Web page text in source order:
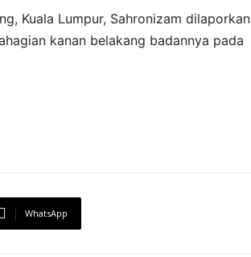
Kuala Lumpur, Sahronizam dilaporkan
kanan belakang badannya pada
WhatsApp